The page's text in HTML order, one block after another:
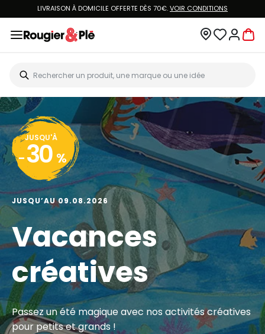
LIVRAISON À DOMICILE OFFERTE DÈS 70€.VOIR CONDITIONS
JUSQU'À
- 30 %
JUSQU’AU 09.08.2026
Vacances
créatives
Passez un été magique avec nos activités créatives
pour petits et grands !